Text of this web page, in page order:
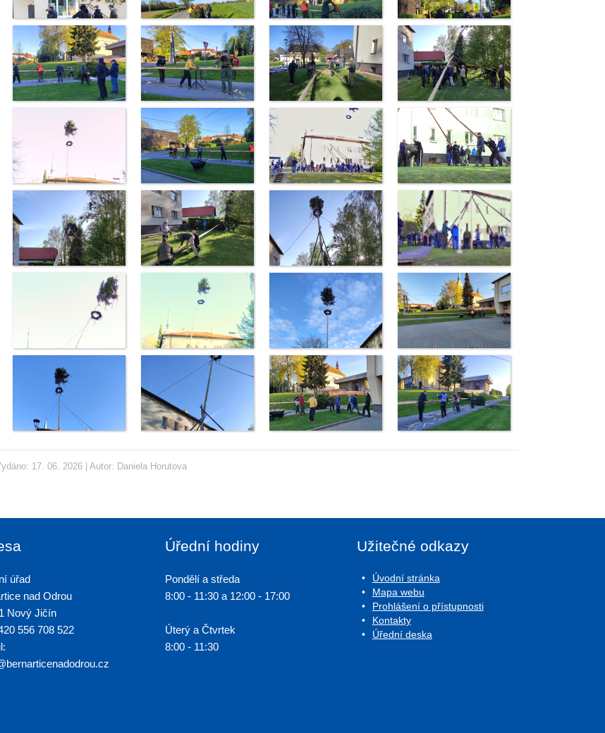
17. 06. 2026 | Autor: Daniela Horutova
úřad
nad Odrou
Nový Jičín
556 708 522
Úřední hodiny
Pondělí a středa
8:00 - 11:30 a 12:00 - 17:00
Úterý a Čtvrtek
8:00 - 11:30
Užitečné odkazy
Úvodní stránka
Mapa webu
Prohlášení o přístupnosti
Kontakty
Úřední deska